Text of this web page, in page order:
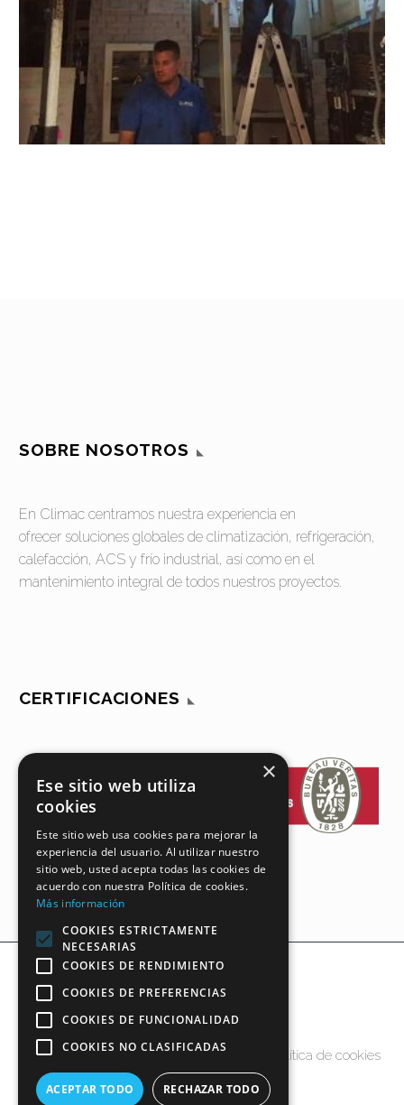
SOBRE NOSOTROS
En Climac centramos nuestra experiencia en
ofrecer soluciones globales de climatización, refrigeración,
calefacción, ACS y frío industrial, así como en el
mantenimiento integral de todos nuestros proyectos.
CERTIFICACIONES
Aviso legal y política de privacidad
Política de cookies
Política de calidad
×
Ese sitio web utiliza
cookies
Este sitio web usa cookies para mejorar la
experiencia del usuario. Al utilizar nuestro
sitio web, usted acepta todas las cookies de
acuerdo con nuestra Política de cookies.
Más información
COOKIES ESTRICTAMENTE
NECESARIAS
COOKIES DE RENDIMIENTO
COOKIES DE PREFERENCIAS
COOKIES DE FUNCIONALIDAD
COOKIES NO CLASIFICADAS
ACEPTAR TODO RECHAZAR TODO